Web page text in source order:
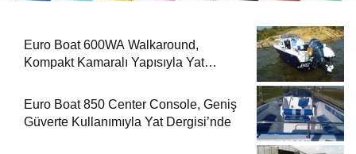
Euro Boat 600WA Walkaround,
Kompakt Kamaralı Yapısıyla Yat
Euro Boat 850 Center Console, Geniş
Güverte Kullanımıyla Yat Dergisi’nde